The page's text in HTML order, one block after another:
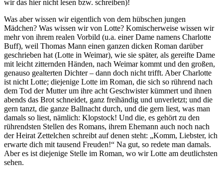
wir das hier nicht lesen bzw. schreiben)!
Was aber wissen wir eigentlich von dem hübschen jungen
Mädchen? Was wissen wir von Lotte? Komischerweise wissen wir
mehr von ihrem realen Vorbild (u.a. einer Dame namens Charlotte
Buff), weil Thomas Mann einen ganzen dicken Roman darüber
geschrieben hat (Lotte in Weimar), wie sie später, als gereifte Dame
mit leicht zitternden Händen, nach Weimar kommt und den großen,
genauso gealterten Dichter – dann doch nicht trifft. Aber Charlotte
ist nicht Lotte; diejenige Lotte im Roman, die sich so rührend nach
dem Tod der Mutter um ihre acht Geschwister kümmert und ihnen
abends das Brot schneidet, ganz freihändig und unverletzt; und die
gern tanzt, die ganze Ballnacht durch, und die gern liest, was man
damals so liest, nämlich: Klopstock! Und die, es gehört zu den
rührendsten Stellen des Romans, ihrem Ehemann auch noch nach
der Heirat Zettelchen schreibt auf denen steht: „Komm, Liebster, ich
erwarte dich mit tausend Freuden!“ Na gut, so redete man damals.
Aber es ist diejenige Stelle im Roman, wo wir Lotte am deutlichsten
sehen.